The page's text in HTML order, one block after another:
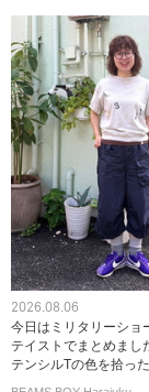
2026.08.06
今日はミリタリーショ
テイストでまとめまし
テンシルTの色を拾っ